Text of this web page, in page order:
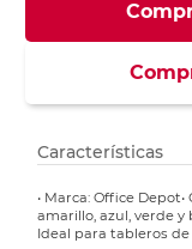
Características
• Marca: Office
amarillo, azul, verde y
Ideal para tableros